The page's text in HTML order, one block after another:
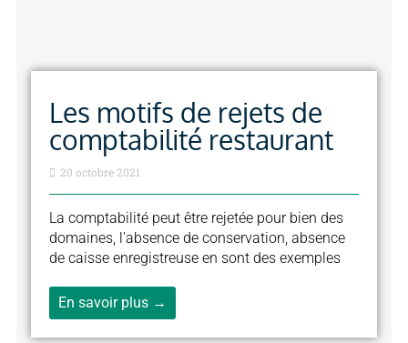
Les motifs de rejets de
comptabilité restaurant
20 octobre 2021
La comptabilité peut être rejetée pour bien des
domaines, l'absence de conservation, absence
de caisse enregistreuse en sont des exemples
En savoir plus →